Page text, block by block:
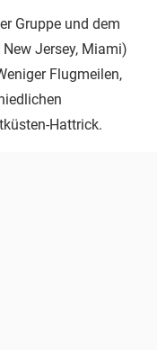
Gruppe und dem
Jersey, Miami)
Flugmeilen,
Hattrick.